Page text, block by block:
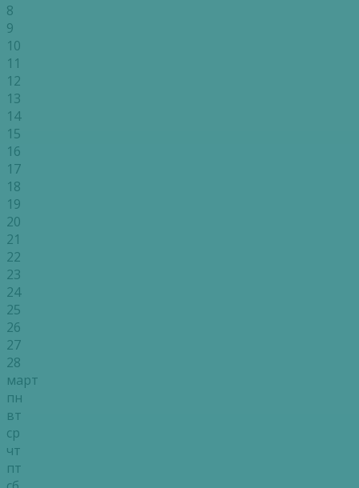
8
9
10
11
12
13
14
15
16
17
18
19
20
21
22
23
24
25
26
27
28
март
пн
вт
ср
чт
пт